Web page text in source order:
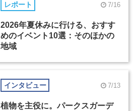
レポート 7/16
2026年夏休みに行ける、おすす
めのイベント10選：そのほかの
地域
インタビュー 7/13
植物を主役に。パークスガーデ